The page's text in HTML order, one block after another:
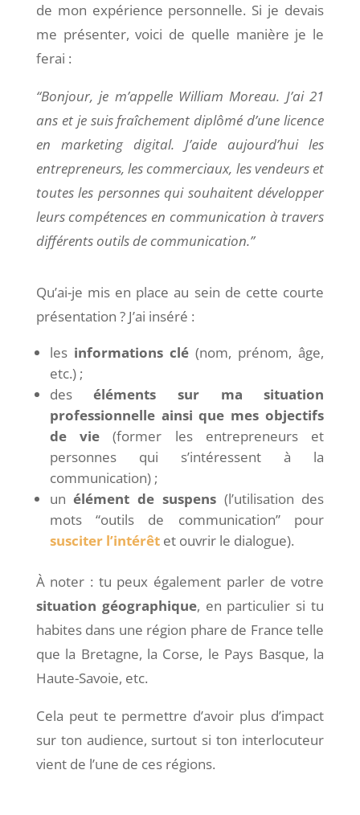
de mon expérience personnelle. Si je devais
me présenter, voici de quelle manière je le
ferai :
“Bonjour, je m’appelle William Moreau. J’ai 21
ans et je suis fraîchement diplômé d’une licence
en marketing digital. J’aide aujourd’hui les
entrepreneurs, les commerciaux, les vendeurs et
toutes les personnes qui souhaitent développer
leurs compétences en communication à travers
différents outils de communication.”
Qu’ai-je mis en place au sein de cette courte
présentation ? J’ai inséré :
les informations clé(nom, prénom, âge,
etc.) ;
deséléments sur ma situation
professionnelle ainsi que mes objectifs
de vie (former les entrepreneurs et
personnes qui s’intéressent à la
communication) ;
unélément de suspens(l’utilisation des
mots “outils de communication” pour
susciter l’intérêtet ouvrir le dialogue).
À noter : tu peux également parler de votre
situation géographique, en particulier si tu
habites dans une région phare de France telle
que la Bretagne, la Corse, le Pays Basque, la
Haute-Savoie, etc.
Cela peut te permettre d’avoir plus d’impact
sur ton audience, surtout si ton interlocuteur
vient de l’une de ces régions.